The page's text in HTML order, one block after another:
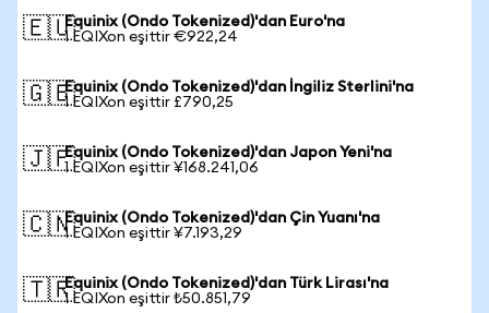
🇪🇺Equinix (Ondo Tokenized)'dan Euro'na
1 EQIXon eşittir €922,24
🇬🇧Equinix (Ondo Tokenized)'dan İngiliz Sterlini'na
1 EQIXon eşittir £790,25
🇯🇵Equinix (Ondo Tokenized)'dan Japon Yeni'na
1 EQIXon eşittir ¥168.241,06
🇨🇳Equinix (Ondo Tokenized)'dan Çin Yuanı'na
1 EQIXon eşittir ¥7.193,29
🇹🇷Equinix (Ondo Tokenized)'dan Türk Lirası'na
1 EQIXon eşittir ₺50.851,79